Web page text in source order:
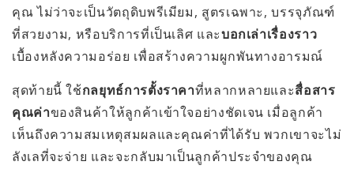
คุณ ไม่ว่าจะเป็นวัตถุดิบพรีเมียม, สูตรเฉพาะ, บรรจุภัณฑ์
ที่สวยงาม, หรือบริการที่เป็นเลิศ และบอกเล่าเรื่องราว
เบื้องหลังความอร่อย เพื่อสร้างความผูกพันทางอารมณ์
สุดท้ายนี้ ใช้กลยุทธ์การตั้งราคาที่หลากหลายและสื่อสาร
คุณค่าของสินค้าให้ลูกค้าเข้าใจอย่างชัดเจน เมื่อลูกค้า
เห็นถึงความสมเหตุสมผลและคุณค่าที่ได้รับ พวกเขาจะไม่
ลังเลที่จะจ่าย และจะกลับมาเป็นลูกค้าประจำของคุณ